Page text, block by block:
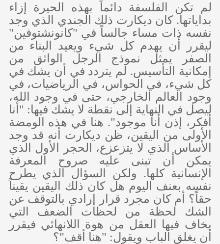
لم تكن الفلسفة دائماً بهذه الحيرة إزاء
بداياتها. كان ديكارت ذلك الجندي الذي وجد
نفسه ذات مساء جالساً في "كانونشتوفين"
ليقرر أن يهدم كل شيء ويعيد البناء من
الصفر يمثل نموذج الرجل الواثق من
إمكانية التأسيس. لم يتردد في أن يشك في
كل شيء، في الحواس، في الرياضيات، في
وجود العالم الخارجي، حتى في وجود الله،
ليصل في النهاية إلى نقطة لا يشك فيها: "أنا
أفكر، إذن أنا موجود". هنا في هذه الومضة
الأولى من اليقين، ظن ديكارت أنه قد وجد
الأساس الذي لا يتزعزع، الحجر الأول الذي
يمكن أن تبنى عليه صروح المعرفة
الإنسانية كلها. ولكن السؤال الذي يطرح
نفسه بعنف اليوم هل كان ذلك اليقين يقيناً
حقاً؟ أم كان مجرد قرار إرادي بالتوقف عن
الشك لحظة من لحظات الضعف التي
يخاف فيها العقل من هوة اللانهائي فيقرر
أن يغلق الباب ويقول: "هنا أقف"؟